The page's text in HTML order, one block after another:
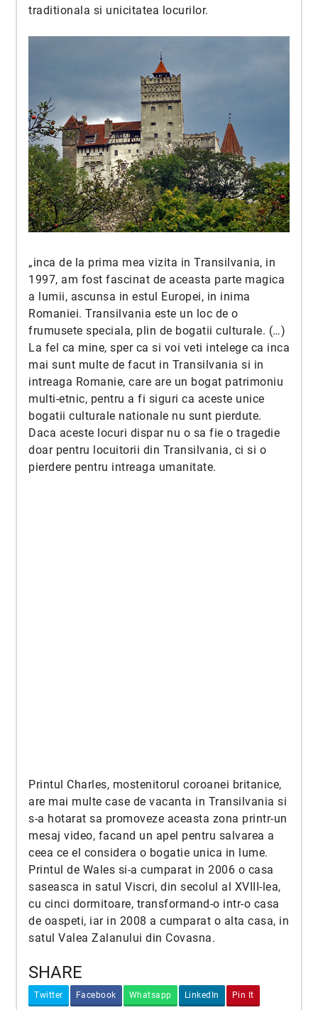
traditionala si unicitatea locurilor.
„inca de la prima mea vizita in Transilvania, in
1997, am fost fascinat de aceasta parte magica
a lumii, ascunsa in estul Europei, in inima
Romaniei. Transilvania este un loc de o
frumusete speciala, plin de bogatii culturale. (…)
La fel ca mine, sper ca si voi veti intelege ca inca
mai sunt multe de facut in Transilvania si in
intreaga Romanie, care are un bogat patrimoniu
multi-etnic, pentru a fi siguri ca aceste unice
bogatii culturale nationale nu sunt pierdute.
Daca aceste locuri dispar nu o sa fie o tragedie
doar pentru locuitorii din Transilvania, ci si o
pierdere pentru intreaga umanitate.
Printul Charles, mostenitorul coroanei britanice,
are mai multe case de vacanta in Transilvania si
s-a hotarat sa promoveze aceasta zona printr-un
mesaj video, facand un apel pentru salvarea a
ceea ce el considera o bogatie unica in lume.
Printul de Wales si-a cumparat in 2006 o casa
saseasca in satul Viscri, din secolul al XVIII-lea,
cu cinci dormitoare, transformand-o intr-o casa
de oaspeti, iar in 2008 a cumparat o alta casa, in
satul Valea Zalanului din Covasna.
SHARE
Twitter Facebook Whatsapp LinkedIn Pin It